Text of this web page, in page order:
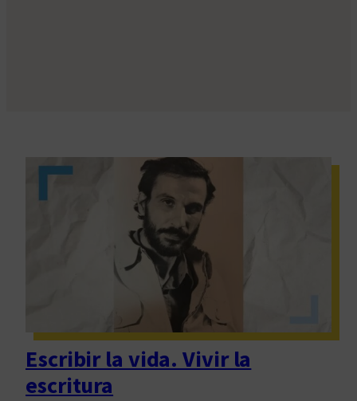
Escribir la vida. Vivir la
escritura